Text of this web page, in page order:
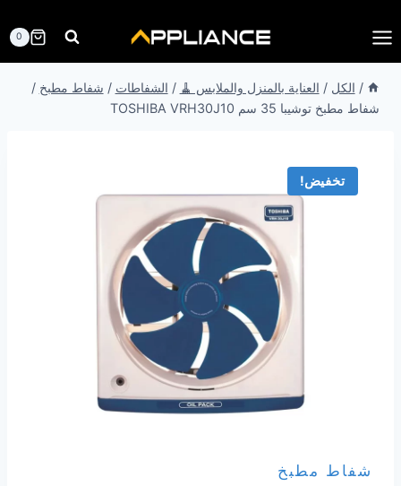
إلى
المحتوى
0
/ الكل / العناية بالمنزل والملابس 🧹 / الشفاطات / شفاط مطبخ /
شفاط مطبخ توشيبا 35 سم TOSHIBA VRH30J10
تخفيض!
شفاط مطبخ